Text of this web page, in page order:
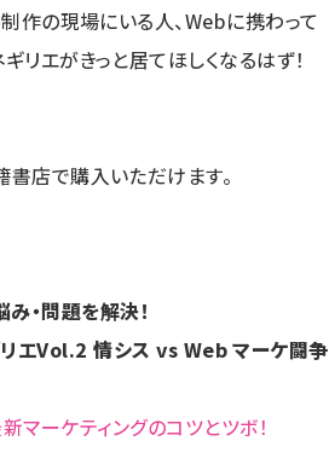
作の現場にいる人、Webに携わって
リエがきっと居てほしくなるはず！
書店で購入いただけます。
・問題を解決！
エVol.2 情シス vs Web マーケ闘争
マーケティングのコツとツボ！